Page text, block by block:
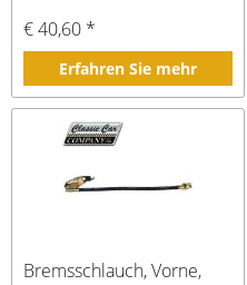
€ 40,60 *
Erfahren Sie mehr
Bremsschlauch, Vorne,